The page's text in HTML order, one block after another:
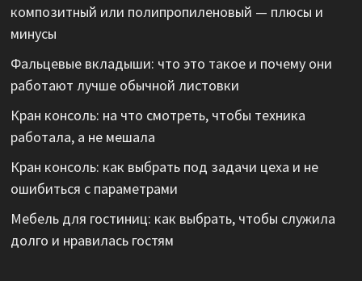
композитный или полипропиленовый — плюсы и
минусы
Фальцевые вкладыши: что это такое и почему они
работают лучше обычной листовки
Кран консоль: на что смотреть, чтобы техника
работала, а не мешала
Кран консоль: как выбрать под задачи цеха и не
ошибиться с параметрами
Мебель для гостиниц: как выбрать, чтобы служила
долго и нравилась гостям